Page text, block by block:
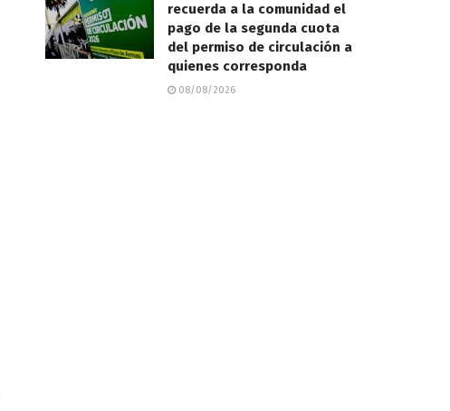
recuerda a la comunidad el
pago de la segunda cuota
del permiso de circulación a
quienes corresponda
08/08/2026